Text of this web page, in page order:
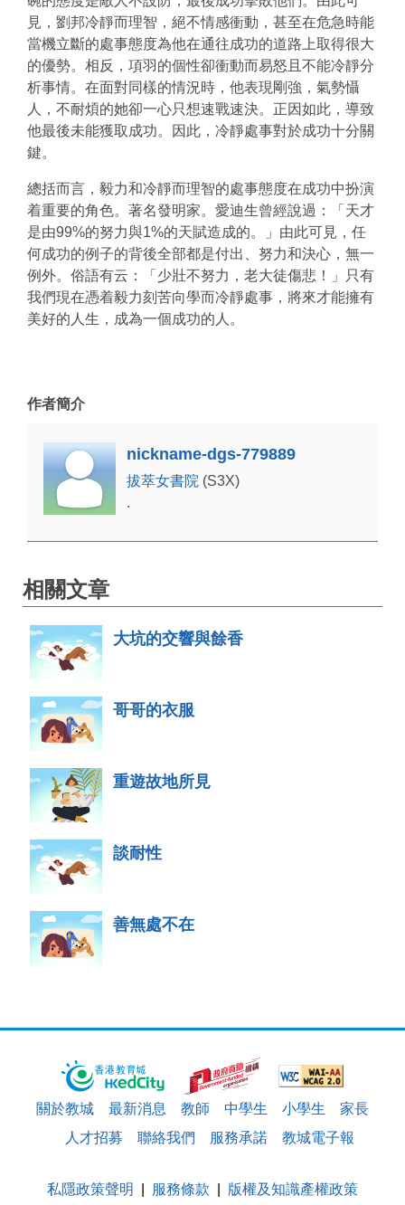
見，劉邦冷靜而理智，絕不情感衝動，甚至在危急時能
當機立斷的處事態度為他在通往成功的道路上取得很大
的優勢。相反，項羽的個性卻衝動而易怒且不能冷靜分
析事情。在面對同樣的情況時，他表現剛強，氣勢懾
人，不耐煩的她卻一心只想速戰速決。正因如此，導致
他最後未能獲取成功。因此，冷靜處事對於成功十分關
鍵。
總括而言，毅力和冷靜而理智的處事態度在成功中扮演
着重要的角色。著名發明家。愛迪生曾經說過：「天才
是由99%的努力與1%的天賦造成的。」由此可見，任
何成功的例子的背後全部都是付出、努力和決心，無一
例外。俗語有云：「少壯不努力，老大徒傷悲！」只有
我們現在憑着毅力刻苦向學而冷靜處事，將來才能擁有
美好的人生，成為一個成功的人。
作者簡介
nickname-dgs-779889
拔萃女書院 (S3X)
.
相關文章
大坑的交響與餘香
哥哥的衣服
重遊故地所見
談耐性
善無處不在
關於教城 最新消息 教師 中學生 小學生
家長
人才招募
聯絡我們 服務承諾 教城電子報
私隱政策聲明 服務條款 版權及知識產權政策